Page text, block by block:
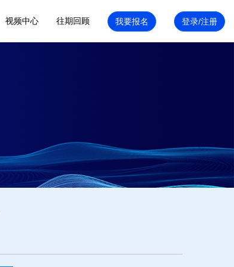
视频中心 往期回顾